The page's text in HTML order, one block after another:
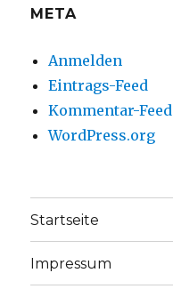
META
Anmelden
Eintrags-Feed
Kommentar-Feed
WordPress.org
Startseite
Impressum